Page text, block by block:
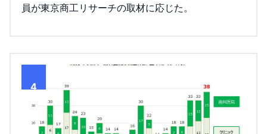
員が東京商工リサーチの取材に応じた。
4